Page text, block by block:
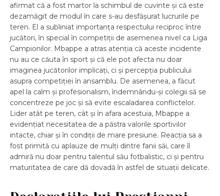
afirmat că a fost martor la schimbul de cuvinte și că este
dezamăgit de modul în care s-au desfășurat lucrurile pe
teren. El a subliniat importanța respectului reciproc între
jucători, în special în competiții de asemenea nivel ca Liga
Campionilor. Mbappe a atras atenția că aceste incidente
nu au ce căuta în sport și că ele pot afecta nu doar
imaginea jucătorilor implicați, ci și percepția publicului
asupra competiției în ansamblu. De asemenea, a făcut
apel la calm și profesionalism, îndemnându-și colegii să se
concentreze pe joc și să evite escaladarea conflictelor.
Lider atât pe teren, cât și în afara acestuia, Mbappe a
evidențiat necesitatea de a păstra valorile sportivilor
intacte, chiar și în condiții de mare presiune. Reacția sa a
fost primită cu aplauze de mulți dintre fanii săi, care îl
admiră nu doar pentru talentul său fotbalistic, ci și pentru
maturitatea de care dă dovadă în astfel de situații delicate.